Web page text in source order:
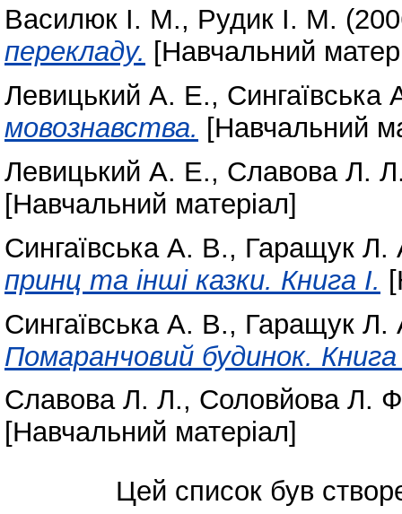
Василюк І. М., Рудик І. М.
перекладу. [Навчальний
Левицький А. Е., Сингаївська
мовознавства. [Навчальний
Левицький А. Е., Славова Л.
[Навчальний матеріал]
Сингаївська А. В., Гаращук Л.
принц та інші казки. Книга І.
Сингаївська А. В., Гаращук Л.
Помаранчовий будинок.
Славова Л. Л., Соловйова Л.
[Навчальний матеріал]
Цей список був